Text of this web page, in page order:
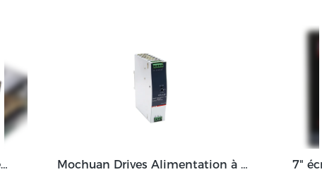
Sortie de tension à trois groupes 50W 75W 85W 130W Alimentation à découpage de sortie Mochuan Drives Alimentation à découpage Din-Rail 75W 120W 150W 240W 480W avec Smps de sortie 12V 24V 48V